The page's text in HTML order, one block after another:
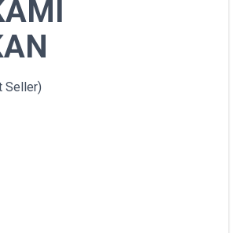
Seller)